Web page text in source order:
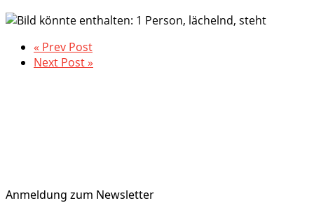
« Prev Post
Next Post »
Anmeldung zum Newsletter